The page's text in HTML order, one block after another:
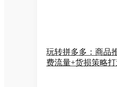
玩转拼多多：商品
费流量+货损策略